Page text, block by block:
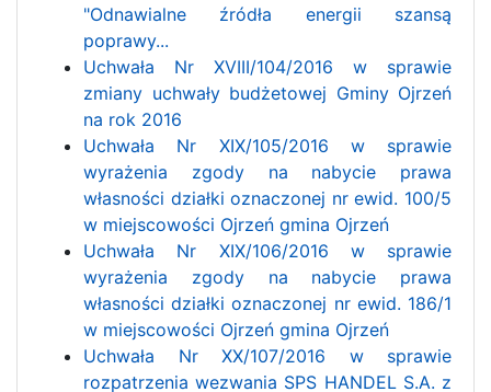
"Odnawialne źródła energii szansą
poprawy...
Uchwała Nr XVIII/104/2016 w sprawie
zmiany uchwały budżetowej Gminy Ojrzeń
na rok 2016
Uchwała Nr XIX/105/2016 w sprawie
wyrażenia zgody na nabycie prawa
własności działki oznaczonej nr ewid. 100/5
w miejscowości Ojrzeń gmina Ojrzeń
Uchwała Nr XIX/106/2016 w sprawie
wyrażenia zgody na nabycie prawa
własności działki oznaczonej nr ewid. 186/1
w miejscowości Ojrzeń gmina Ojrzeń
Uchwała Nr XX/107/2016 w sprawie
rozpatrzenia wezwania SPS HANDEL S.A. z